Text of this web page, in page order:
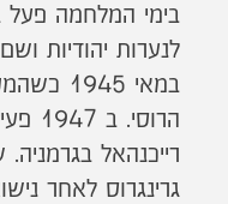
בימי המלחמה פעל
לנערות יהודיות
במאי
גרינגרוס לאחר